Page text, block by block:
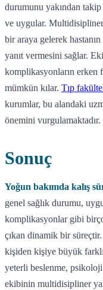
durumunu yakından
ve uygular. Multidisipliner
bir araya gelerek
yanıt vermesini sağlar.
komplikasyonların erken
mümkün kılar. Tıp
kurumlar, bu alandaki
önemini vurgulamaktadır.
Sonuç
Yoğun bakımda kalış
genel sağlık durumu,
komplikasyonlar gibi
çıkan dinamik bir
kişiden kişiye büyük
yeterli beslenme,
ekibinin multidisipliner